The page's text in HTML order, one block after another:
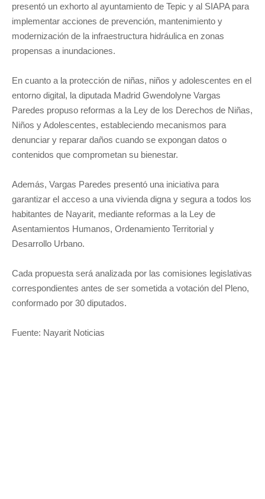
presentó un exhorto al ayuntamiento de Tepic y al SIAPA para
implementar acciones de prevención, mantenimiento y
modernización de la infraestructura hidráulica en zonas
propensas a inundaciones.
En cuanto a la protección de niñas, niños y adolescentes en el
entorno digital, la diputada Madrid Gwendolyne Vargas
Paredes propuso reformas a la Ley de los Derechos de Niñas,
Niños y Adolescentes, estableciendo mecanismos para
denunciar y reparar daños cuando se expongan datos o
contenidos que comprometan su bienestar.
Además, Vargas Paredes presentó una iniciativa para
garantizar el acceso a una vivienda digna y segura a todos los
habitantes de Nayarit, mediante reformas a la Ley de
Asentamientos Humanos, Ordenamiento Territorial y
Desarrollo Urbano.
Cada propuesta será analizada por las comisiones legislativas
correspondientes antes de ser sometida a votación del Pleno,
conformado por 30 diputados.
Fuente: Nayarit Noticias